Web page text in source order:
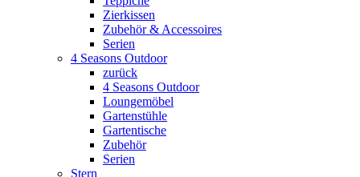
Zierkissen
Zubehör & Accessoires
Serien
4 Seasons Outdoor
zurück
4 Seasons Outdoor
Loungemöbel
Gartenstühle
Gartentische
Zubehör
Serien
Stern